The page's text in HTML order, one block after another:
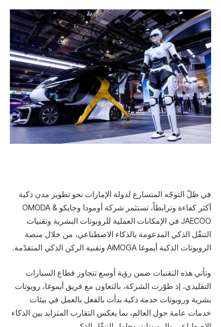
في ظلّ التوجّه المتسارع لدولة الإمارات نحو تطوير مدن ذكية
أكثر كفاءة وترابطاً، تستثمر شركة أومودا وجايكو OMODA &
JAECOO في الإمكانات العملية للروبوتات البشرية وتقنيات
التنقّل الذكي المدعومة بالذكاء الاصطناعي، من خلال منصة
الروبوتات الذكية أيموغا AiMOGA وتقنية الركن الذكي المتقدّمة.
وتأتي هذه التقنيات ضمن رؤية أوسع تتجاوز قطاع السيارات
التقليدي، إذ طوّرت الشركة، بالتعاون مع فريق أيموغا، روبوتات
بشرية وروبوتات خدمة ذكية بدأت بالفعل بالعمل في بيئات
خدمات عامة حول العالم، بما يعكس التقارب المتزايد بين الذكاء